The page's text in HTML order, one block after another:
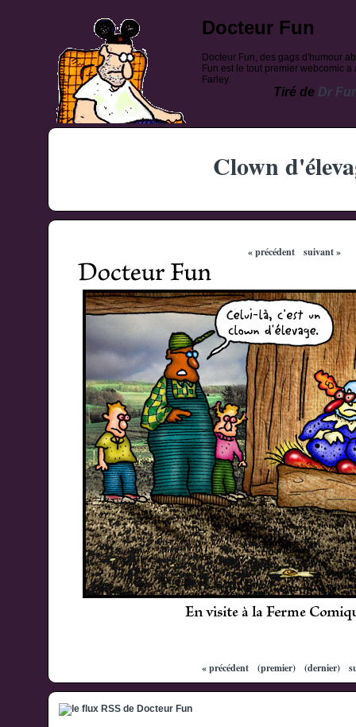
Docteur Fun
Docteur Fun, des gags d'humour
Fun est le tout premier webcomic
Farley.
Tiré de Dr
Clown
« précédent suivant »
« précédent (premier) (dernier)